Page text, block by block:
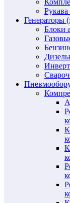
Рукава
Генераторы
Блоки